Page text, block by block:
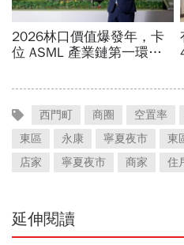
西門町 商圈 空置率
東區
永康 寧夏夜市 東
店家
寧夏夜市 商家 住
延伸閱讀